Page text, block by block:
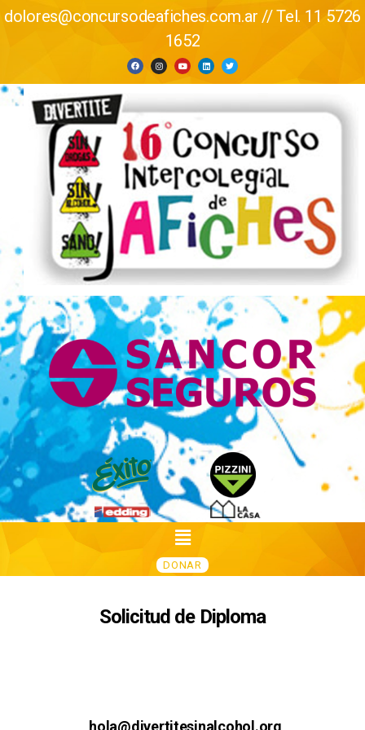
dolores@concursodeafiches.com.ar // Tel. 11 5726
1652
DONAR
Solicitud de Diploma
hola@divertitesinalcohol.org